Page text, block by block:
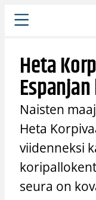
Siirry
sisältöön
Heta
Naisten
Heta
viidenneksi
seura on